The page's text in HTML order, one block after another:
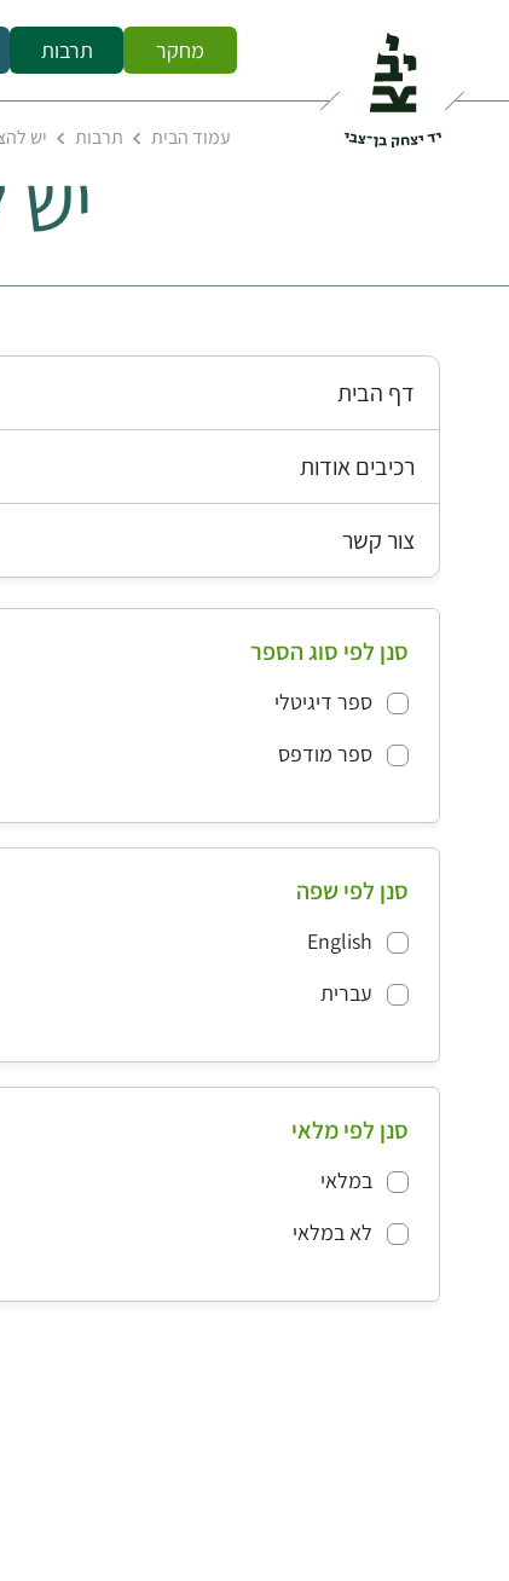
מחקר תרבות
עמוד הבית תרבות יש
דף הבית
רכיבים אודות
צור קשר
סנן לפי סוג הספר
ספר דיגיטלי
ספר מודפס
סנן לפי שפה
English
עברית
סנן לפי מלאי
במלאי
לא במלאי